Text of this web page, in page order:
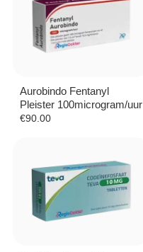
Aurobindo Fentanyl
Pleister 100microgram/uur
€90.00